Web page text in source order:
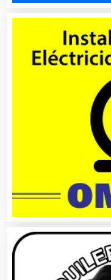
Avaluos
Banquetes
Basculas